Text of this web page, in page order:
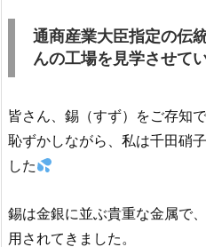
通商産業大臣指定の伝
んの工場を見学させて
皆さん、錫（すず）をご存知
恥ずかしながら、私は千田硝
した
錫は金銀に並ぶ貴重な金属で
用されてきました。